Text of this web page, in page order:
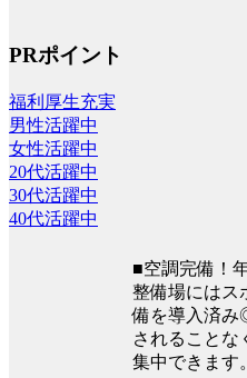
PRポイント
福利厚生充実
男性活躍中
女性活躍中
20代活躍中
30代活躍中
40代活躍中
■空調完備！
整備場にはス
備を導入済
されることな
集中できます。